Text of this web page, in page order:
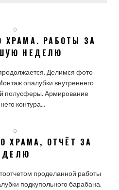
0
ХРАМА. РАБОТЫ ЗА
НЕДЕЛЮ
Делимся фото
опалубки внутреннего
полусферы. Армирование
контура...
0
ХРАМА, ОТЧЁТ ЗА
проделанной работы
подкупольного барабана.